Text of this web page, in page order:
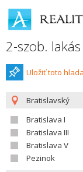
2-szob.
Uložiť toto
Bratislavský
Bratislava I
Bratislava III
Bratislava V
Pezinok